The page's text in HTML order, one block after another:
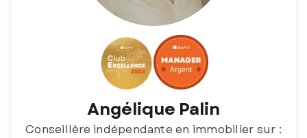
Angélique Palin
Conseillère indépendante en immobilier sur :